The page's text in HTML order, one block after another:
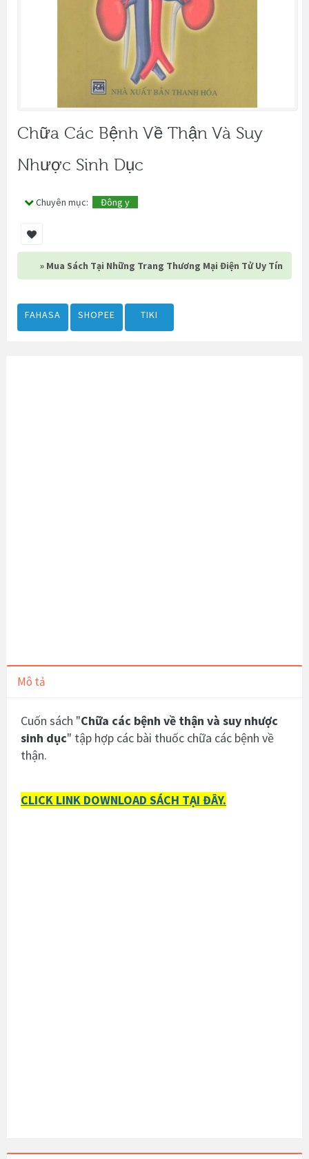
Chữa Các Bệnh Về Thận Và Suy
Nhược Sinh Dục
Chuyên mục: Đông y
» Mua Sách Tại Những Trang Thương Mại Điện Tử Uy Tín
FAHASA SHOPEE TIKI
Mô tả
Cuốn sách "Chữa các bệnh về thận và suy nhược
sinh dục" tập hợp các bài thuốc chữa các bệnh về
thận.
CLICK LINK DOWNLOAD SÁCH TẠI ĐÂY.